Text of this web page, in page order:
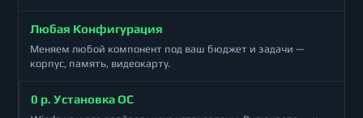
Любая Конфигурация
Меняем любой компонент под ваш бюджет и задачи —
корпус, память, видеокарту.
0 р. Установка ОС